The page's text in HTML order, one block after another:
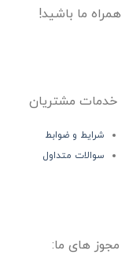
همراه ما باشید!
خدمات مشتریان
شرایط و ضوابط
سوالات متداول
مجوز های ما: